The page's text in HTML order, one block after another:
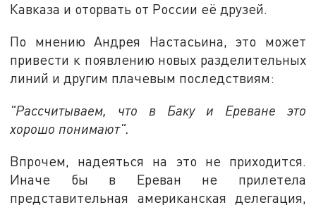
Кавказа и оторвать от России её друзей.
По мнению Андрея Настасьина, это может
привести к появлению новых разделительных
линий и другим плачевым последствиям:
"Рассчитываем, что в Баку и Ереване это
хорошо понимают".
Впрочем, надеяться на это не приходится.
Иначе бы в Ереван не прилетела
представительная американская делегация,